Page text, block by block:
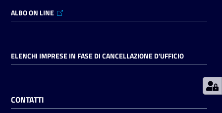
on line
ALBO ON LINE
ELENCHI IMPRESE IN FASE DI CANCELLAZIONE D'UFFICIO
CONTATTI